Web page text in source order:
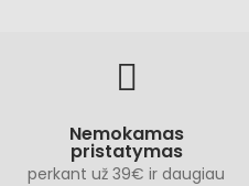
Nemokamas
pristatymas
perkant už 39€ ir daugiau